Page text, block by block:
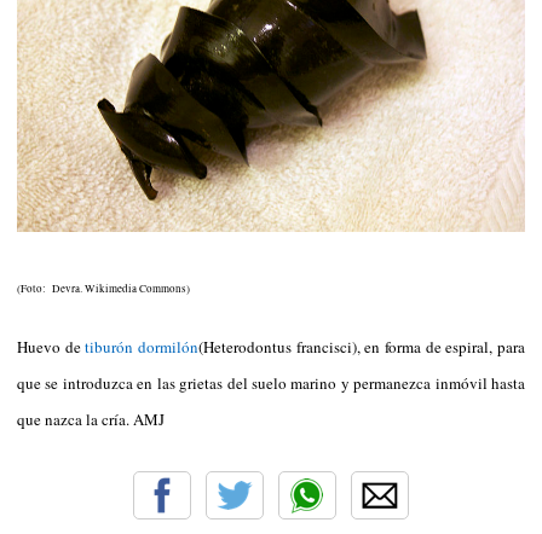
(Foto: Devra. Wikimedia Commons)
Huevo detiburón dormilón(Heterodontus francisci), en forma de espiral, para
que se introduzca en las grietas del suelo marino y permanezca inmóvil hasta
que nazca la cría. AMJ